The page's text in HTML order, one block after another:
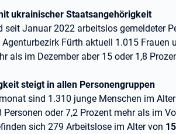
ukrainischer Staatsangehörigkeit
seit Januar 2022 arbeitslos gemeldeter
Fürth aktuell 1.015 Frauen
als im Dezember aber 15 oder 1,8
steigt in allen Personengruppen
sind 1.310 junge Menschen im
Personen oder 7,2 Prozent mehr als im
sich 279 Arbeitslose im Alter von